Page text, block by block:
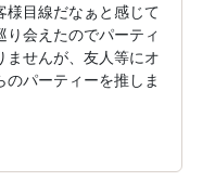
様目線だなぁと感じて
り会えたのでパーティ
ませんが、友人等にオ
のパーティーを推しま